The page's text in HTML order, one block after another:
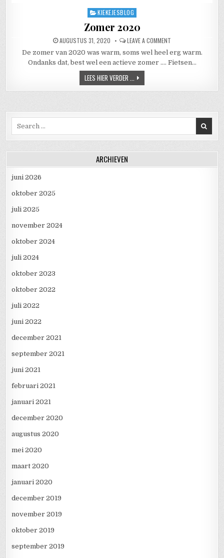
Posted in
KIEKEJESBLOG
Zomer 2020
PUBLISHED DATE:
AUGUSTUS 31, 2020 LEAVE A COMMENT
De zomer van 2020 was warm, soms wel heel erg warm.
Ondanks dat, best wel een actieve zomer …. Fietsen…
LEES HIER VERDER ... ZOMER 2020
Search for:
ARCHIEVEN
juni 2026
oktober 2025
juli 2025
november 2024
oktober 2024
juli 2024
oktober 2023
oktober 2022
juli 2022
juni 2022
december 2021
september 2021
juni 2021
februari 2021
januari 2021
december 2020
augustus 2020
mei 2020
maart 2020
januari 2020
december 2019
november 2019
oktober 2019
september 2019